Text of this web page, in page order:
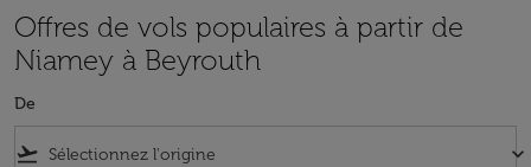
Offres de vols populaires à partir de
Niamey à Beyrouth
De
flight_takeoff keyboard_arrow_down